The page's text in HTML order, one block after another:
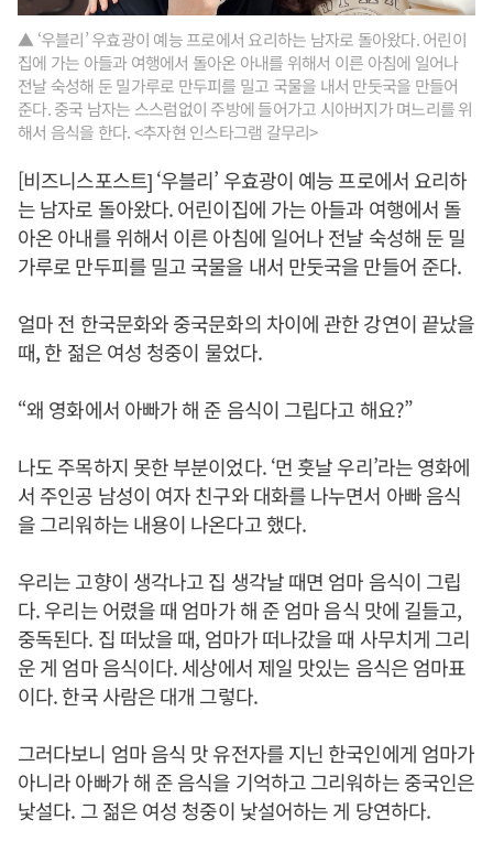
▲ ‘우블리’ 우효광이 예능 프로에서 요리하는 남자로 돌아왔다. 어린이
집에 가는 아들과 여행에서 돌아온 아내를 위해서 이른 아침에 일어나
전날 숙성해 둔 밀가루로 만두피를 밀고 국물을 내서 만둣국을 만들어
준다. 중국 남자는 스스럼없이 주방에 들어가고 시아버지가 며느리를 위
해서 음식을 한다. <추자현 인스타그램 갈무리>
[비즈니스포스트] ‘우블리’ 우효광이 예능 프로에서 요리하
는 남자로 돌아왔다. 어린이집에 가는 아들과 여행에서 돌
아온 아내를 위해서 이른 아침에 일어나 전날 숙성해 둔 밀
가루로 만두피를 밀고 국물을 내서 만둣국을 만들어 준다.
얼마 전 한국문화와 중국문화의 차이에 관한 강연이 끝났을
때, 한 젊은 여성 청중이 물었다.
“왜 영화에서 아빠가 해 준 음식이 그립다고 해요?”
나도 주목하지 못한 부분이었다. ‘먼 훗날 우리’라는 영화에
서 주인공 남성이 여자 친구와 대화를 나누면서 아빠 음식
을 그리워하는 내용이 나온다고 했다.
우리는 고향이 생각나고 집 생각날 때면 엄마 음식이 그립
다. 우리는 어렸을 때 엄마가 해 준 엄마 음식 맛에 길들고,
중독된다. 집 떠났을 때, 엄마가 떠나갔을 때 사무치게 그리
운 게 엄마 음식이다. 세상에서 제일 맛있는 음식은 엄마표
이다. 한국 사람은 대개 그렇다.
그러다보니 엄마 음식 맛 유전자를 지닌 한국인에게 엄마가
아니라 아빠가 해 준 음식을 기억하고 그리워하는 중국인은
낯설다. 그 젊은 여성 청중이 낯설어하는 게 당연하다.